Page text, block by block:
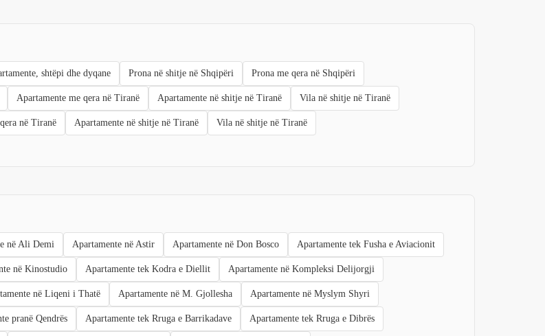
shtëpi dhe dyqane Prona në shitje në Shqipëri Prona me qera në Shqipëri
Apartamente me qera në Tiranë Apartamente në shitje në Tiranë Vila në shitje në Tiranë
në Tiranë Apartamente në shitje në Tiranë Vila në shitje në Tiranë
në Ali Demi Apartamente në Astir Apartamente në Don Bosco Apartamente tek Fusha e Aviacionit
në Kinostudio Apartamente tek Kodra e Diellit Apartamente në Kompleksi Delijorgji
në Liqeni i Thatë Apartamente në M. Gjollesha Apartamente në Myslym Shyri
pranë Qendrës Apartamente tek Rruga e Barrikadave Apartamente tek Rruga e Dibrës